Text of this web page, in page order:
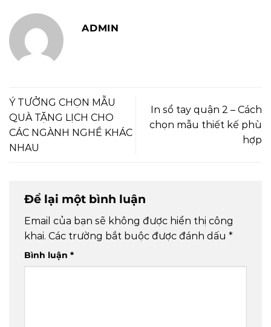
ADMIN
Ý TƯỞNG CHỌN MẪU
QUÀ TẶNG LỊCH CHO
CÁC NGÀNH NGHỀ KHÁC
NHAU
In sổ tay quận 2 – Cách
chọn mẫu thiết kế phù
hợp
Để lại một bình luận
Email của bạn sẽ không được hiển thị công
khai. Các trường bắt buộc được đánh dấu *
Bình luận *